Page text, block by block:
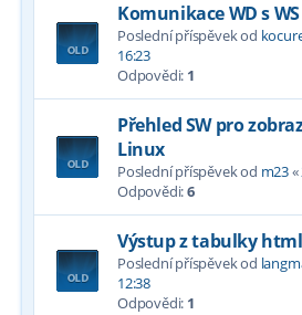
Komunikace WD s
Poslední příspěvek od
16:23
Odpovědi: 1
Přehled SW pro
Linux
Poslední příspěvek od m23«
Odpovědi:6
Výstup z tabulky
Poslední příspěvek od
12:38
Odpovědi: 1